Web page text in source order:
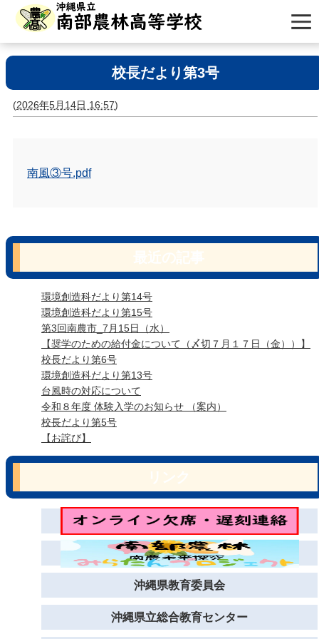
校長だより第3号
(2026年5月14日 16:57)
南風③号.pdf
環境創造科だより第14号
環境創造科だより第15号
第3回南農市_7月15日（水）
【奨学のための給付金について（〆切７月１７日（金））】
校長だより第6号
環境創造科だより第13号
台風時の対応について
令和８年度 体験入学のお知らせ （案内）
校長だより第5号
【お詫び】
沖縄県教育委員会
沖縄県立総合教育センター